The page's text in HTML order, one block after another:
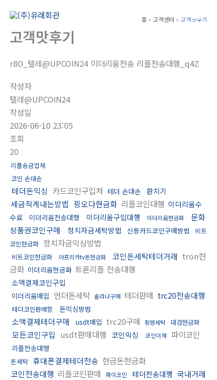
Main
홈 고객센터 고객맛후기
고객맛후기
r8O_텔레@UPCOIN24 이더리움전송 리플전송대행_q4Z
작성자
텔레@UPCOIN24
작성일
2026-06-10 23:05
조회
20
리플송금업체
코인 손대손
테더돈믹싱 카드코인구입처 테더 손대손 환치기
세금적게내는방법 핑오다현금화 리플코인대행 이더리움수
수료
이더리움전송대행 이더리움구입대행 이더리움현금화
문화
상품권코인구매
정치자금세탁방법 신용카드코인구매방법
비트
코인현금화 정치자금믹싱방법
비트코인현금화 아프리카tv돈현금화 코인돈세탁테더거래 tron현
금화 이더리움현금화 트론리플 전송대행
소액결제코인구입
이더리움매입 언더돈세탁 솔라나구매 테더판매 trc20전송대행
테더코인판매함 돈믹싱방법
소액결제테더구매 usdt매입 trc20구매 횡령세탁 대검현금화
모든코인구입 usdt판매대행 코인믹싱 코인이체 파이코인
리플전송대행
돈세탁 휴대폰결제테더전송 현금돈현금화
코인전송대행 리플코인판매 파이코인 테더전송대행 국내거래